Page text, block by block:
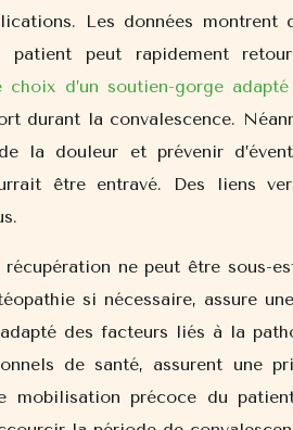
Les données montrent
peut rapidement
choix d’un soutien-gorge adapté
durant la convalescence.
la douleur et prévenir
être entravé. Des liens
ne peut être sous-
si nécessaire, assure
des facteurs liés à la
de santé, assurent une
mobilisation précoce du